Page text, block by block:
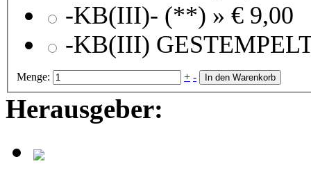
-KB(III)- (**) » € 9,00
Menge: + - In den Warenkorb
Herausgeber: